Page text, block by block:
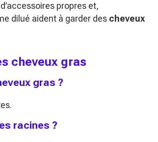
propres et,
dilué aident à garder des cheveux
cheveux gras
gras ?
racines ?